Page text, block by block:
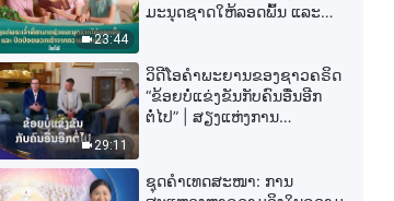
23:44
ມະນຸດຊາດໃຫ້ລອດພົ້ນ ແລະ
29:11
ວິດີໂອຄຳພະຍານຂອງຊາວຄຣິດ
“ຂ້ອຍບໍ່ແຂ່ງຂັນກັບຄົນອື່ນອີກ
ຕໍ່ໄປ” | ສຽງແຫ່ງການ
ຊຸດຄຳເທດສະໜາ: ການ